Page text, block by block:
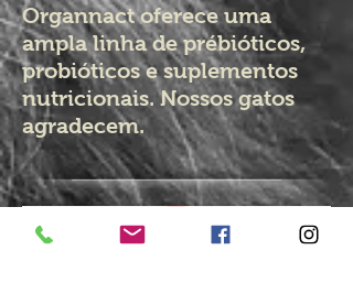
Organnact oferece uma
ampla linha de prébióticos,
probióticos e suplementos
nutricionais. Nossos gatos
agradecem.